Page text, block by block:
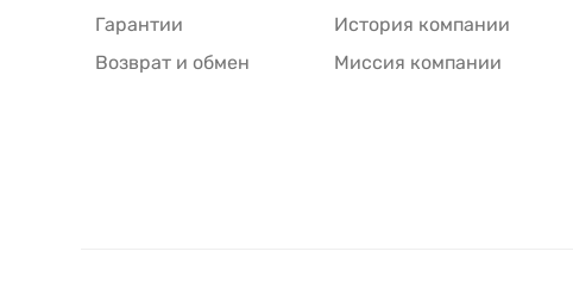
Гарантии
Возврат и обмен
История компании
Миссия компании